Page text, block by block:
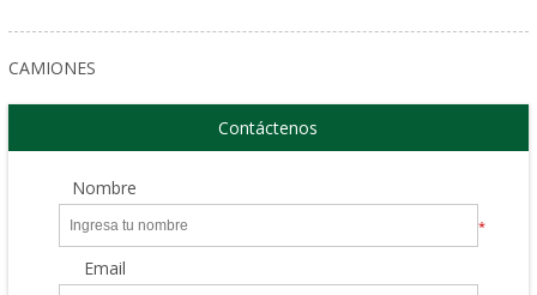
CAMIONES
Contáctenos
Nombre
*
Email